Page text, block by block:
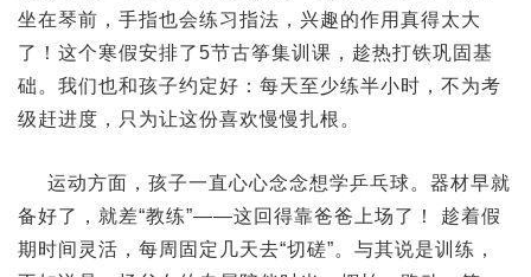
坐在琴前，手指也会练习指法，兴趣的作用真得太大
了！这个寒假安排了5节古筝集训课，趁热打铁巩固基
础。我们也和孩子约定好：每天至少练半小时，不为考
级赶进度，只为让这份喜欢慢慢扎根。
运动方面，孩子一直心心念念想学乒乓球。器材早就
备好了，就差“教练”——这回得靠爸爸上场了！ 趁着假
期时间灵活，每周固定几天去“切磋”。与其说是训练，